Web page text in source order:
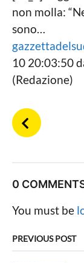
non molla:
sono…
10 20:03:50
(Redazione)
P
o
P
a
g
n
0
You must be
PREVIOUS POST